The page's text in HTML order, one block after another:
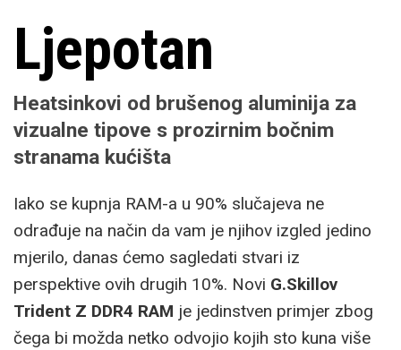
Ljepotan
Heatsinkovi od brušenog aluminija za
vizualne tipove s prozirnim bočnim
stranama kućišta
Iako se kupnja RAM-a u 90% slučajeva ne
odrađuje na način da vam je njihov izgled jedino
mjerilo, danas ćemo sagledati stvari iz
perspektive ovih drugih 10%. Novi G.Skillov
Trident Z DDR4 RAM je jedinstven primjer zbog
čega bi možda netko odvojio kojih sto kuna više